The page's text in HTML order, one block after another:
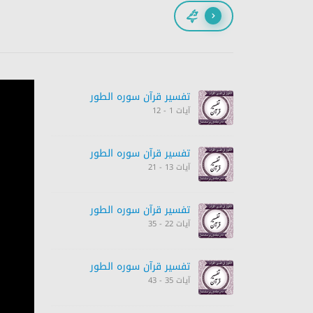
پیچھے
تفسیر قرآن سورہ ‎الطور
آیات 1 - 12
تفسیر قرآن سورہ ‎الطور
آیات 13 - 21
تفسیر قرآن سورہ ‎الطور
آیات 22 - 35
تفسیر قرآن سورہ ‎الطور
آیات 35 - 43